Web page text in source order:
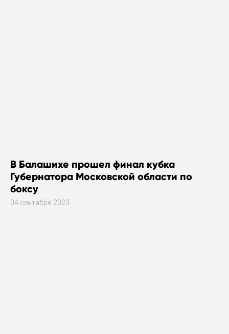
В Балашихе прошел финал кубка
Губернатора Московской области по
боксу
04 сентября 2023